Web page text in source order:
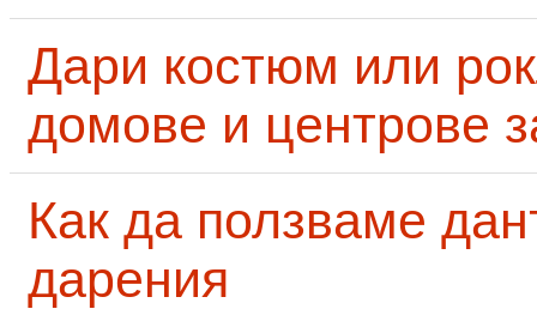
Дари костюм или
домове и центрове
Как да ползваме
дарения